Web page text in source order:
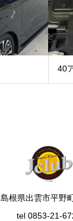
40
島根県出雲市平野
tel 0853-21-